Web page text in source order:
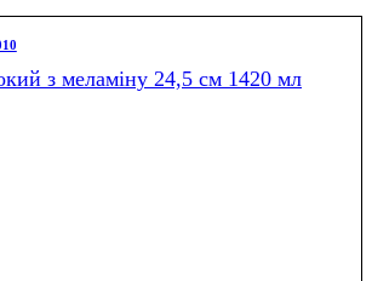
з меламіну 24,5 см 1420 мл